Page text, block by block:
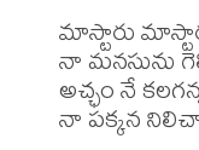
మాస్టారు
నా మనసును
అచ్ఛం నే
నా పక్కన